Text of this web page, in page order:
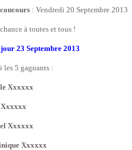
: Vendredi 20 Septembre 2013
à toutes et tous !
23 Septembre 2013
les 5 gagnants :
Xxxxxx
Xxxxxx
Xxxxxx
Xxxxxx